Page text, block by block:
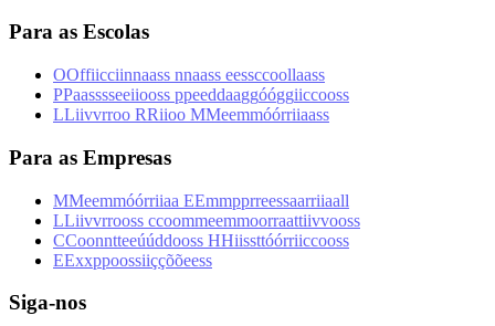
Para as Escolas
OOffiicciinnaass nnaass eessccoollaass
PPaasssseeiiooss ppeeddaaggóóggiiccooss
LLiivvrroo RRiioo MMeemmóórriiaass
Para as Empresas
MMeemmóórriiaa EEmmpprreessaarriiaall
LLiivvrrooss ccoommeemmoorraattiivvooss
CCoonntteeúúddooss HHiissttóórriiccooss
EExxppoossiiççõõeess
Siga-nos